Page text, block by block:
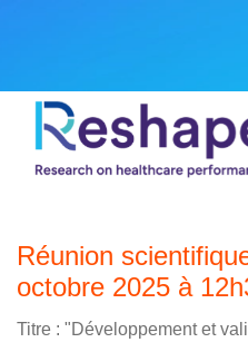
Réunion
octobre 2025 à
Titre : "Développement et